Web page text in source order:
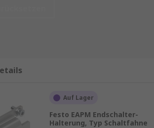
Auf Lager
Festo EAPM Endschalter-
Halterung, Typ Schaltfahne